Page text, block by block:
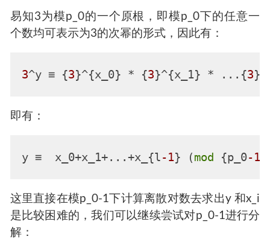
易知3为模p_0的一个原根，即模p_0下的任意一
个数均可表示为3的次幂的形式，因此有：
3^y ≡ {3}^{x_0} * {3}^{x_1} * ...{3
即有：
y ≡  x_0+x_1+...+x_{l-1} (mod {p_0-1
这里直接在模p_0-1下计算离散对数去求出y 和x_i
是比较困难的，我们可以继续尝试对p_0-1进行分
解：